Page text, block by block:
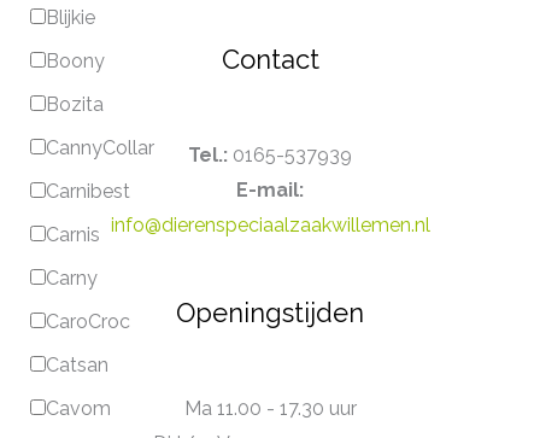
Blijkie
Boony
Bozita
CannyCollar
Carnibest
Carnis
Carny
CaroCroc
Catsan
Cavom
Contact
Tel.: 0165-537939
E-mail:
info@dierenspeciaalzaakwillemen.nl
Openingstijden
Ma 11.00 - 17.30 uur